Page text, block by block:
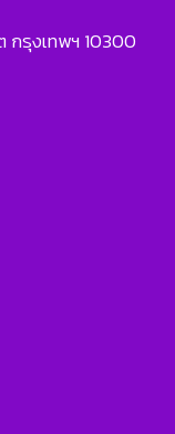
กรุงเทพฯ 10300